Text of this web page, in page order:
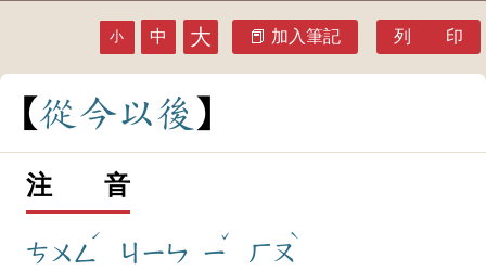
小 中 大 加入筆記 列 印
從 今以後
注 音
ㄘㄨㄥ
ˊ
ㄐㄧㄣ ㄧ
ˇ
ㄏㄡ
ˋ